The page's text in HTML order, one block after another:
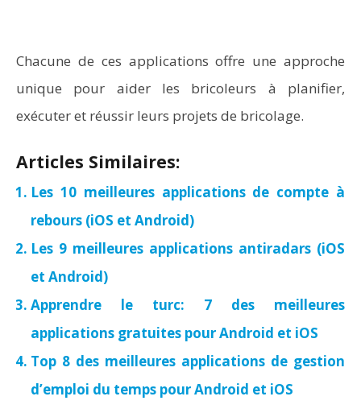
Chacune de ces applications offre une approche
unique pour aider les bricoleurs à planifier,
exécuter et réussir leurs projets de bricolage.
Articles Similaires:
Les 10 meilleures applications de compte à
rebours (iOS et Android)
Les 9 meilleures applications antiradars (iOS
et Android)
Apprendre le turc: 7 des meilleures
applications gratuites pour Android et iOS
Top 8 des meilleures applications de gestion
d’emploi du temps pour Android et iOS